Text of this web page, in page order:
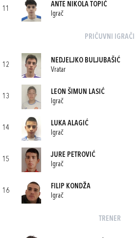
11
ANTE NIKOLA TOPIĆ
Igrač
PRIČUVNI IGRAČI
12
NEDJELJKO BULJUBAŠIĆ
Vratar
13
LEON ŠIMUN LASIĆ
Igrač
14
LUKA ALAGIĆ
Igrač
15
JURE PETROVIĆ
Igrač
16
FILIP KONDŽA
Igrač
TRENER